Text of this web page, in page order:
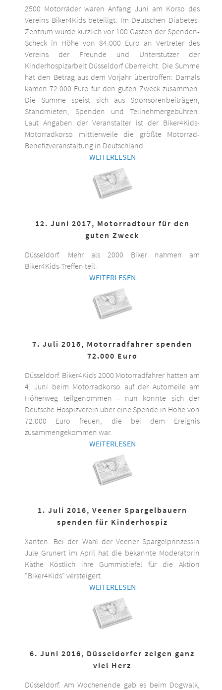
2500 Motorräder waren Anfang Juni am Korso des
Vereins Biker4Kids beteiligt. Im Deutschen Diabetes-
Zentrum wurde kürzlich vor 100 Gästen der Spenden-
Scheck in Höhe von 84.000 Euro an Vertreter des
Vereins der Freunde und Unterstützer der
Kinderhospizarbeit Düsseldorf überreicht. Die Summe
hat den Betrag aus dem Vorjahr übertroffen: Damals
kamen 72.000 Euro für den guten Zweck zusammen.
Die Summe speist sich aus Sponsorenbeiträgen,
Standmieten, Spenden und Teilnehmergebühren.
Laut Angaben der Veranstalter ist der Biker4Kids-
Motorradkorso mittlerweile die größte Motorrad-
Benefizveranstaltung in Deutschland.
WEITERLESEN
12. Juni 2017, Motorradtour für den
guten Zweck
Düsseldorf. Mehr als 2000 Biker nahmen am
Biker4Kids-Treffen teil.
WEITERLESEN
7. Juli 2016, Motorradfahrer spenden
72.000 Euro
Düsseldorf. Biker4Kids 2000 Motorradfahrer hatten am
4. Juni beim Motorradkorso auf der Automeile am
Höherweg teilgenommen - nun konnte sich der
Deutsche Hospizverein über eine Spende in Höhe von
72.000 Euro freuen, die bei dem Ereignis
zusammengekommen war.
WEITERLESEN
1. Juli 2016, Veener Spargelbauern
spenden für Kinderhospiz
Xanten. Bei der Wahl der Veener Spargelprinzessin
Jule Grunert im April hat die bekannte Moderatorin
Käthe Köstlich ihre Gummistiefel für die Aktion
"Biker4Kids" versteigert.
WEITERLESEN
6. Juni 2016, Düsseldorfer zeigen ganz
viel Herz
Düsseldorf. Am Wochenende gab es beim Dogwalk,